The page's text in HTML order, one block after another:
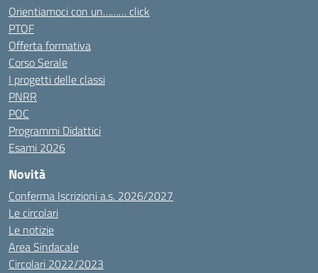
Orientiamoci con un……… click
PTOF
Offerta formativa
Corso Serale
I progetti delle classi
PNRR
POC
Programmi Didattici
Esami 2026
Novità
Conferma Iscrizioni a.s. 2026/2027
Le circolari
Le notizie
Area Sindacale
Circolari 2022/2023